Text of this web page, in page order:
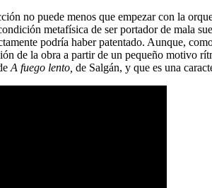
no puede menos que empezar con la
metafísica de ser portador de mala
podría haber patentado. Aunque,
de la obra a partir de un pequeño motivo
A fuego lento, de Salgán, y que es una